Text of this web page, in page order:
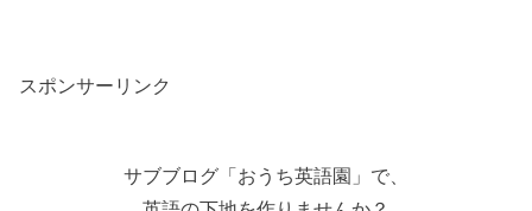
スポンサーリンク
サブブログ「おうち英語園」で、